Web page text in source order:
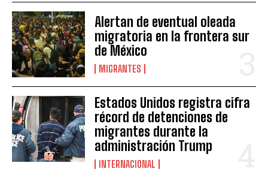
Alertan de eventual oleada
migratoria en la frontera sur
de México
MIGRANTES
Estados Unidos registra cifra
récord de detenciones de
migrantes durante la
administración Trump
INTERNACIONAL